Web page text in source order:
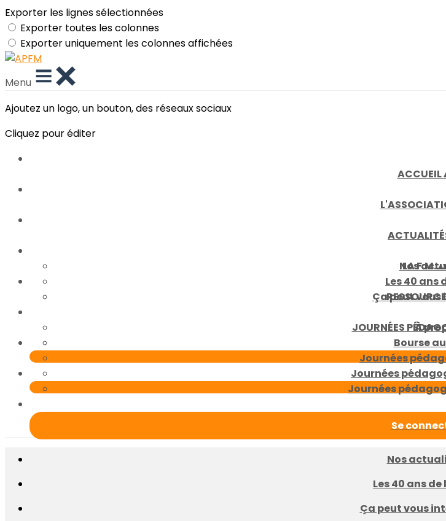
Exporter les lignes sélectionnées
Exporter toutes les colonnes
Exporter uniquement les colonnes affichées
Menu
Ajoutez un logo, un bouton, des réseaux sociaux
Cliquez pour éditer
ACCUEIL
Nos
Les 40 ans
Ça peut vous
LA F.M.▴
À
Bourse
JOURNÉES
Journées
Journées
Journées
Se
Nos
Les 40 ans de
Ça peut vous